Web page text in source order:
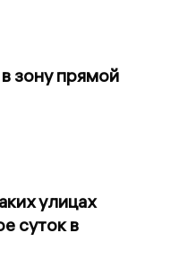
зону прямой
улицах
суток в